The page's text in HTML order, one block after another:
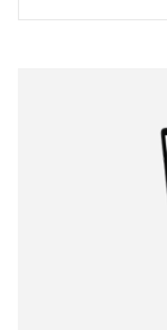
Correo
Tipo de